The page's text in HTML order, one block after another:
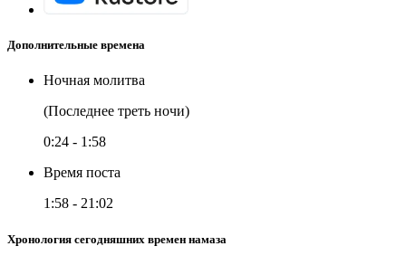
Дополнительные времена
Ночная молитва
(Последнее треть ночи)
0:24 - 1:58
Время поста
1:58 - 21:02
Хронология сегодняшних времен намаза